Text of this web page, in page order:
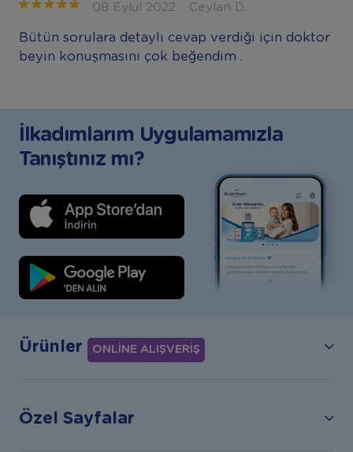
08 Eylül 2022 Ceylan D.
Bütün sorulara detaylı cevap verdiği için doktor
beyin konuşmasını çok beğendim .
İlkadımlarım Uygulamamızla
Tanıştınız mı?
Ürünler ONLİNE ALIŞVERİŞ
Özel Sayfalar